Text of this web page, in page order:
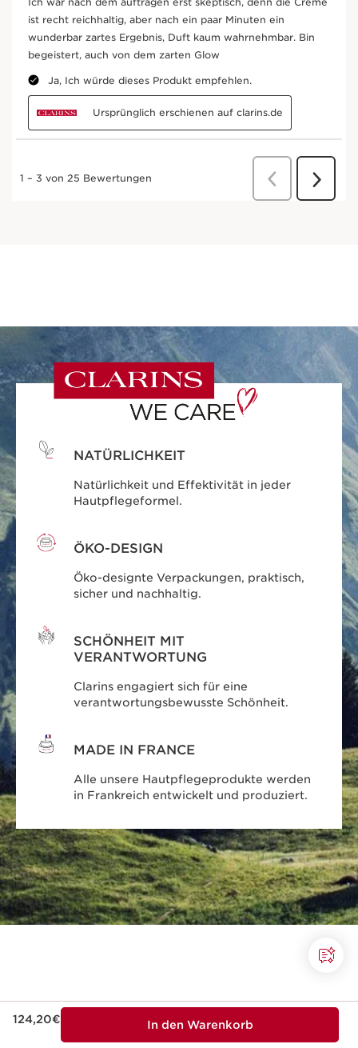
124,20€ In den Warenkorb
NATÜRLICHKEIT
Natürlichkeit und Effektivität in jeder
Hautpflegeformel.
ÖKO-DESIGN
Öko-designte Verpackungen, praktisch,
sicher und nachhaltig.
SCHÖNHEIT MIT
VERANTWORTUNG
Clarins engagiert sich für eine
verantwortungsbewusste Schönheit.
MADE IN FRANCE
Alle unsere Hautpflegeprodukte werden
in Frankreich entwickelt und produziert.